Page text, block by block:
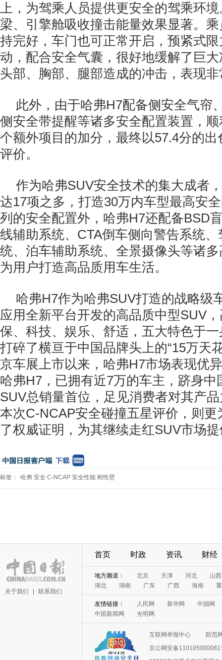
上，为驾乘人员提供更安全的驾乘环
梁、引擎舱吸收撞击能量效果显著。
持完好，车门也可正常开启，预紧式
动，配合安全气囊，很好地缓解了巨
头部、胸部、腿部造成的冲击，表现
此外，由于哈弗H7配备侧安全气帘
侧安全带提醒等诸多安全配置装置，
个额外项目的加分，最终以57.4分的
评价。
作为哈弗SUV安全技术的集大成者
达17项之多，打造30万内车型最高安
列的安全配置外，哈弗H7还配备BSD
线辅助系统、CTA倒车侧向警告系统
统、泊车辅助系统、全景摄像头等诸
为用户打造高品质用车生活。
哈弗H7作为哈弗SUV打造的战略级
应用全新平台开发的高品质中型SUV
保、科技、娱乐、舒适，五大特色于
打碎了横亘于中国品牌头上的“15万天
京车展上市以来，哈弗H7市场表现优
哈弗H7，已拥有近7万的车主，跻身中
SUV总销量首位，足见消费者对其产
本次C-NCAP安全碰撞五星评价，则
了权威证明，为其继续走红SUV市场
标签： 哈弗 安全 C-NCAP 安全性能 刚性壁
关于我们 联系我们
首页 时政 资讯 财经
地方频道： 北京 天津 河北
山西
湖北
湖南 广东 广西 海南
友情链接： 人民网 新华网
中国网
中国新闻网
光明网
互联网举报中心
防范
京公网安备110105000081